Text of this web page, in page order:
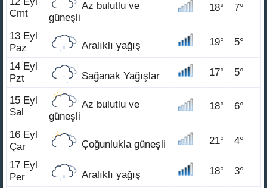
Cmt
Az bulutlu ve
güneşli
18° 7°
13 Eyl
Paz
Aralıklı yağış 19° 5°
14 Eyl
Pzt
Sağanak Yağışlar 17° 5°
15 Eyl
Sal
Az bulutlu ve
güneşli
18° 6°
16 Eyl
Çar
Çoğunlukla güneşli 21° 4°
17 Eyl
Per
Aralıklı yağış 18° 3°